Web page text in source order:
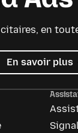
en
En savoir plus